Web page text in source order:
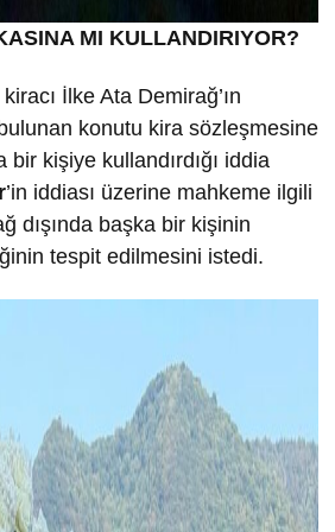
MI KULLANDIRIYOR?
İlke Ata Demirağ’ın
konutu kira sözleşmesine
bir kişiye kullandırdığı iddia
’in iddiası üzerine mahkeme ilgili
dışında başka bir kişinin
tespit edilmesini istedi.